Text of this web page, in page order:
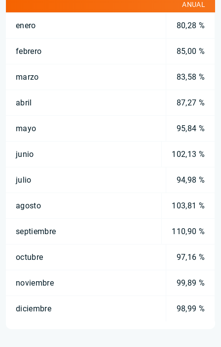
ANUAL
enero 80,28 %
febrero 85,00 %
marzo 83,58 %
abril 87,27 %
mayo 95,84 %
junio 102,13 %
julio 94,98 %
agosto 103,81 %
septiembre 110,90 %
octubre 97,16 %
noviembre 99,89 %
diciembre 98,99 %